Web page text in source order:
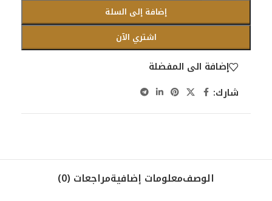
إضافة إلى السلة
اشتري الآن
إضافة الى المفضلة
شارك:
الوصفمعلومات إضافيةمراجعات (0)